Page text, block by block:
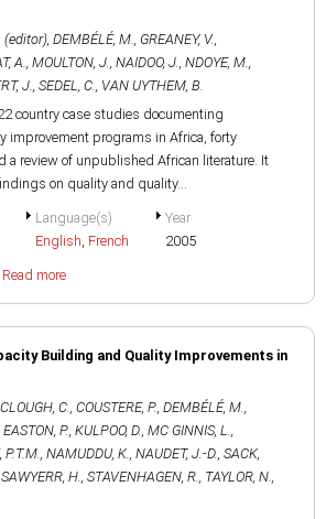
(editor), DEMBÉLÉ, M., GREANEY, V.,
A., MOULTON, J., NAIDOO, J., NDOYE, M.,
J., SEDEL, C., VAN UYTHEM, B.
country case studies documenting
improvement programs in Africa, forty
a review of unpublished African literature. It
on quality and quality...
Language(s)
English, French
Year
2005
Read more
Building and Quality Improvements in
C., COUSTERE, P., DEMBÉLÉ, M.,
EASTON, P., KULPOO, D., MC GINNIS, L.,
P.T.M., NAMUDDU, K., NAUDET, J.-D., SACK,
SAWYERR, H., STAVENHAGEN, R., TAYLOR, N.,